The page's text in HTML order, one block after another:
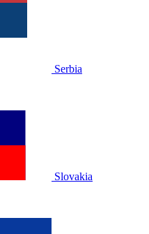
Serbia
Slovakia